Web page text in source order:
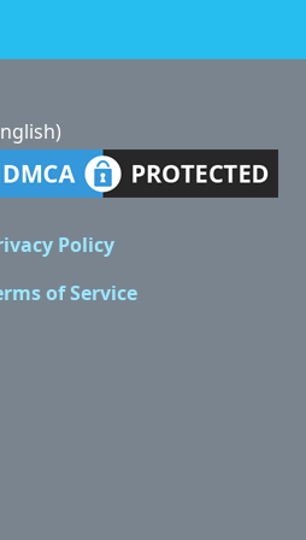
Policy
of Service